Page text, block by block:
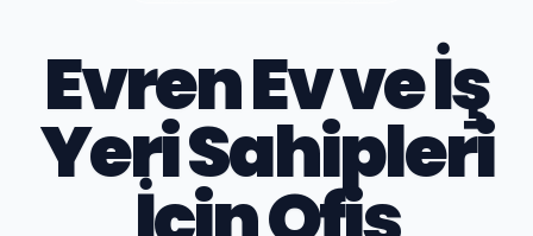
Evren Ev ve İş
Yeri Sahipleri